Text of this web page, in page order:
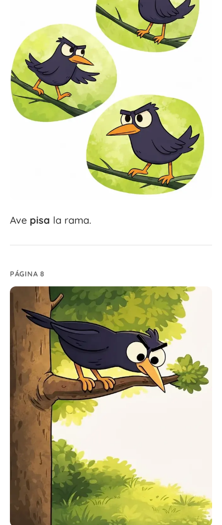
Ave pisa la rama.
PÁGINA 8